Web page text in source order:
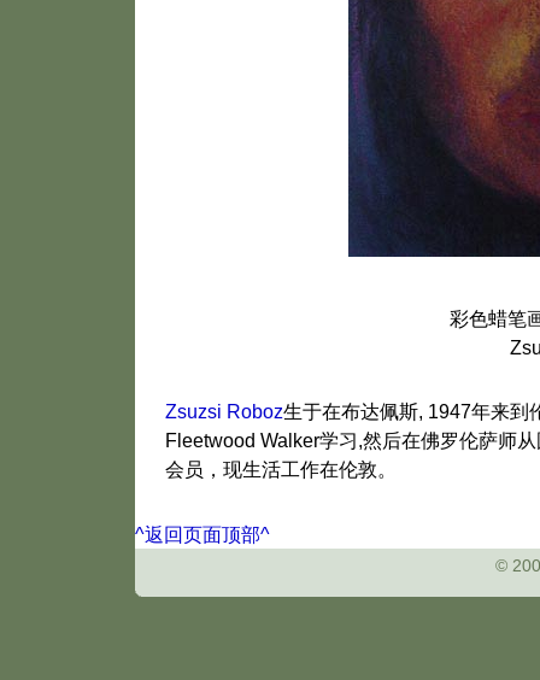
彩色蜡笔
Zsuzsi Roboz生于在布达佩斯, 1947年来到
Fleetwood Walker学习,然后在佛罗伦萨师
会员，现生活工作在伦敦。
^返回页面顶部^
©